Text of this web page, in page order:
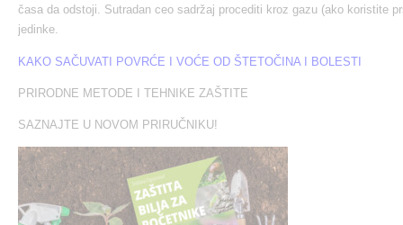
časa da odstoji. Sutradan ceo sadržaj procediti kroz gazu (ako koristite
jedinke.
KAKO SAČUVATI POVRĆE I VOĆE OD ŠTETOČINA I BOLESTI
PRIRODNE METODE I TEHNIKE ZAŠTITE
SAZNAJTE U NOVOM PRIRUČNIKU!